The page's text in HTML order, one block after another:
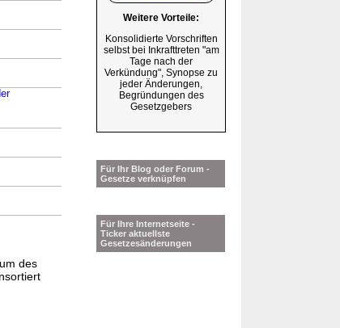
des
Weitere Vorteile:
Konsolidierte Vorschriften
selbst bei Inkrafttreten "am
Tage nach der
Verkündung", Synopse zu
jeder Änderungen,
Begründungen des
Gesetzgebers
Für Ihr Blog oder Forum -
Gesetze verknüpfen
Für Ihre Internetseite -
Ticker aktuellste
Gesetzesänderungen